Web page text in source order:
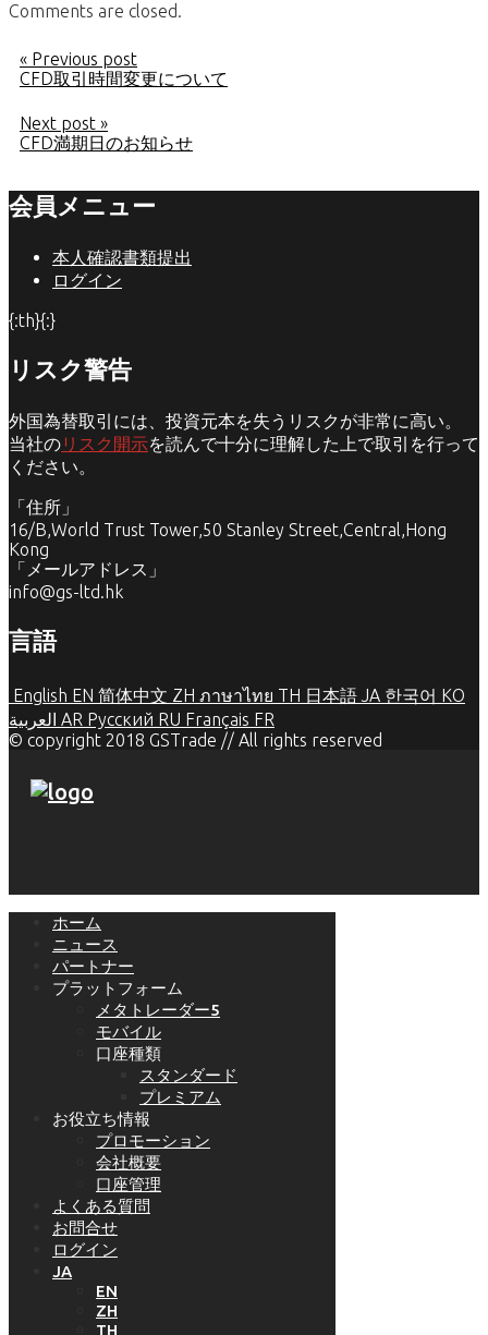
Comments are closed.
« Previous post
CFD取引時間変更について
Next post »
CFD満期日のお知らせ
会員メニュー
本人確認書類提出
ログイン
{:th}{:}
リスク警告
外国為替取引には、投資元本を失うリスクが非常に高い。
当社のリスク開示を読んで十分に理解した上で取引を行って
ください。
「住所」
16/B,World Trust Tower,50 Stanley Street,Central,Hong
Kong
「メールアドレス」
info@gs-ltd.hk
言語
English EN 简体中文 ZH ภาษาไทย TH 日本語 JA 한국어 KO
العربية AR Русский RU Français FR
© copyright 2018 GSTrade // All rights reserved
ホーム
ニュース
パートナー
プラットフォーム
メタトレーダー5
モバイル
口座種類
スタンダード
プレミアム
お役立ち情報
プロモーション
会社概要
口座管理
よくある質問
お問合せ
ログイン
JA
EN
ZH
TH